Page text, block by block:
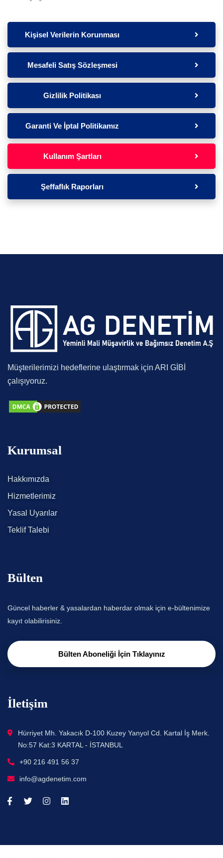
Kişisel Verilerin Korunması
Mesafeli Satış Sözleşmesi
Gizlilik Politikası
Garanti Ve İptal Politikamız
Kullanım Şartları
Şeffaflık Raporları
Müşterilerimizi hedeflerine ulaştırmak için ARI GİBİ
çalışıyoruz.
Kurumsal
Hakkımızda
Hizmetlerimiz
Yasal Uyarılar
Teklif Talebi
Bülten
Güncel haberler & yasalardan haberdar olmak için e-bültenimize
kayıt olabilirisiniz.
Bülten Aboneliği İçin Tıklayınız
İletişim
Hürriyet Mh. Yakacık D-100 Kuzey Yanyol Cd. Kartal İş Merk.
No:57 Kat:3 KARTAL - İSTANBUL
+90 216 491 56 37
info@agdenetim.com